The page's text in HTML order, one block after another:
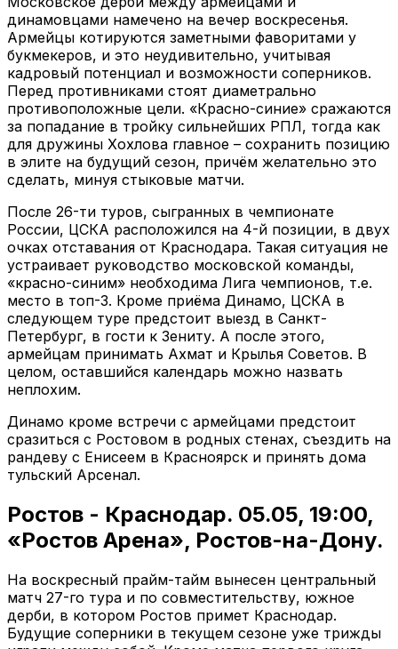
динамовцами намечено на вечер воскресенья.
Армейцы котируются заметными фаворитами у
букмекеров, и это неудивительно, учитывая
кадровый потенциал и возможности соперников.
Перед противниками стоят диаметрально
противоположные цели. «Красно-синие» сражаются
за попадание в тройку сильнейших РПЛ, тогда как
для дружины Хохлова главное – сохранить позицию
в элите на будущий сезон, причём желательно это
сделать, минуя стыковые матчи.
После 26-ти туров, сыгранных в чемпионате
России, ЦСКА расположился на 4-й позиции, в двух
очках отставания от Краснодара. Такая ситуация не
устраивает руководство московской команды,
«красно-синим» необходима Лига чемпионов, т.е.
место в топ-3. Кроме приёма Динамо, ЦСКА в
следующем туре предстоит выезд в Санкт-
Петербург, в гости к Зениту. А после этого,
армейцам принимать Ахмат и Крылья Советов. В
целом, оставшийся календарь можно назвать
неплохим.
Динамо кроме встречи с армейцами предстоит
сразиться с Ростовом в родных стенах, съездить на
рандеву с Енисеем в Красноярск и принять дома
тульский Арсенал.
Ростов - Краснодар. 05.05, 19:00,
«Ростов Арена», Ростов-на-Дону.
На воскресный прайм-тайм вынесен центральный
матч 27-го тура и по совместительству, южное
дерби, в котором Ростов примет Краснодар.
Будущие соперники в текущем сезоне уже трижды